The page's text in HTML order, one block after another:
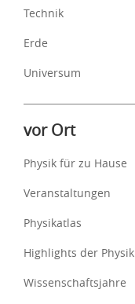
Technik
Erde
Universum
vor Ort
Physik für zu Hause
Veranstaltungen
Physikatlas
Highlights der Physik
Wissenschaftsjahre